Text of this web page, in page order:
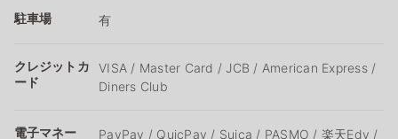
駐車場 有
クレジットカ
ード
VISA / Master Card / JCB / American Express /
Diners Club
電子マネー
PayPay / QuicPay / Suica / PASMO / 楽天Edy /